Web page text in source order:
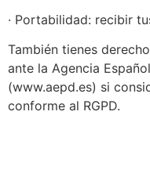
· Portabilidad: recibir
También tienes
ante la Agencia
(www.aepd.es) si
conforme al RGPD.